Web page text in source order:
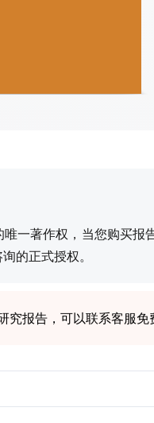
一著作权，当您购买
的正式授权。
究报告，可以联系客服免